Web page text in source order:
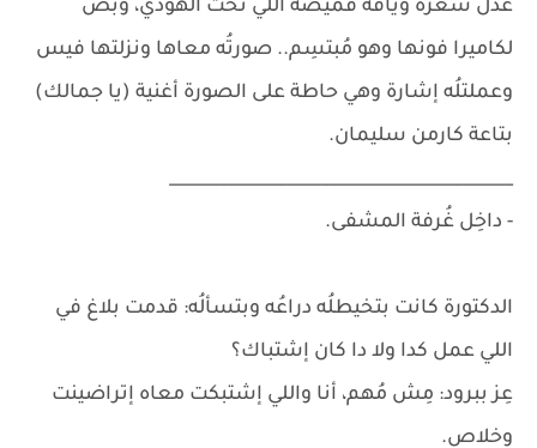
عدل شعرُه وياقة قميصُه اللي تحت الهودي، وبص
لكاميرا فونها وهو مُبتسِم.. صورتُه معاها ونزلتها فيس
وعملتلُه إشارة وهي حاطة على الصورة أغنية (يا جمالك)
بتاعة كارمن سليمان.
_________________________________________
- داخِل غُرفة المشفى.
الدكتورة كانت بتخيطلُه دراعُه وبتسألُه: قدمت بلاغ في
اللي عمل كدا ولا دا كان إشتباك؟
عِز ببرود: مِش مُهم، أنا واللي إشتبكت معاه إتراضينت
وخلاص.